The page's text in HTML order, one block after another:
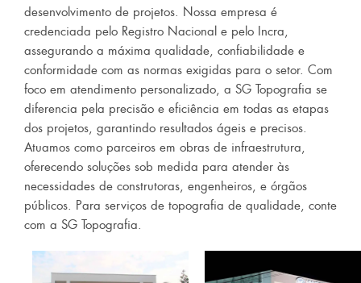
desenvolvimento de projetos. Nossa empresa é
credenciada pelo Registro Nacional e pelo Incra,
assegurando a máxima qualidade, confiabilidade e
conformidade com as normas exigidas para o setor. Com
foco em atendimento personalizado, a SG Topografia se
diferencia pela precisão e eficiência em todas as etapas
dos projetos, garantindo resultados ágeis e precisos.
Atuamos como parceiros em obras de infraestrutura,
oferecendo soluções sob medida para atender às
necessidades de construtoras, engenheiros, e órgãos
públicos. Para serviços de topografia de qualidade, conte
com a SG Topografia.